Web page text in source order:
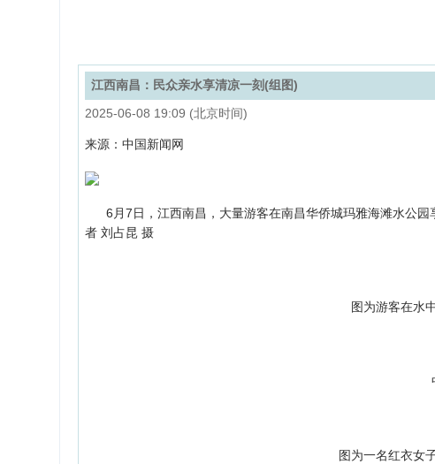
江西南昌：民众亲水享清凉一刻(组图)
2025-06-08 19:09 (北京时间)
来源：中国新闻网
6月7日，江西南昌，大量游客在南昌华侨城玛雅海滩水公
者 刘占昆 摄
图为游客在水
图为一名红衣女